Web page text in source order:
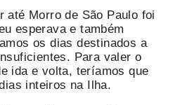
até Morro de São Paulo foi
esperava e também
os dias destinados a
Para valer o
ida e volta, teríamos que
inteiros na Ilha.